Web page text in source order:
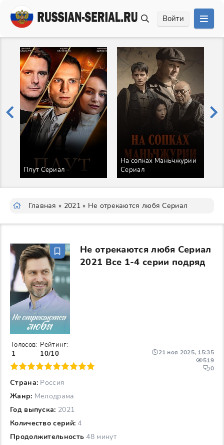
Войти
Плут Сериал
На сопках Маньчжурии
Сериал
Главная » 2021» Не отрекаются любя Сериал
Не отрекаются любя Сериал
2021 Все 1-4 серии подряд
Страна: Россия
Жанр: Мелодрама
Год выпуска: 2021
Количество серий: 4
Продолжительность 48 минут
21 ноя 2025, 15:35
519
0
Голосов:
1
Рейтинг:
10/10
7 8 9 10